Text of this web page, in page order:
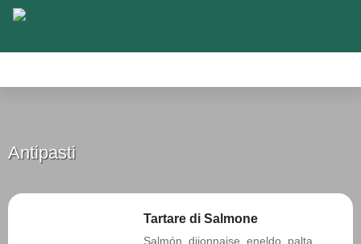
Antipasti
Tartare di Salmone
Salmón, dijonnaise, eneldo, palta,